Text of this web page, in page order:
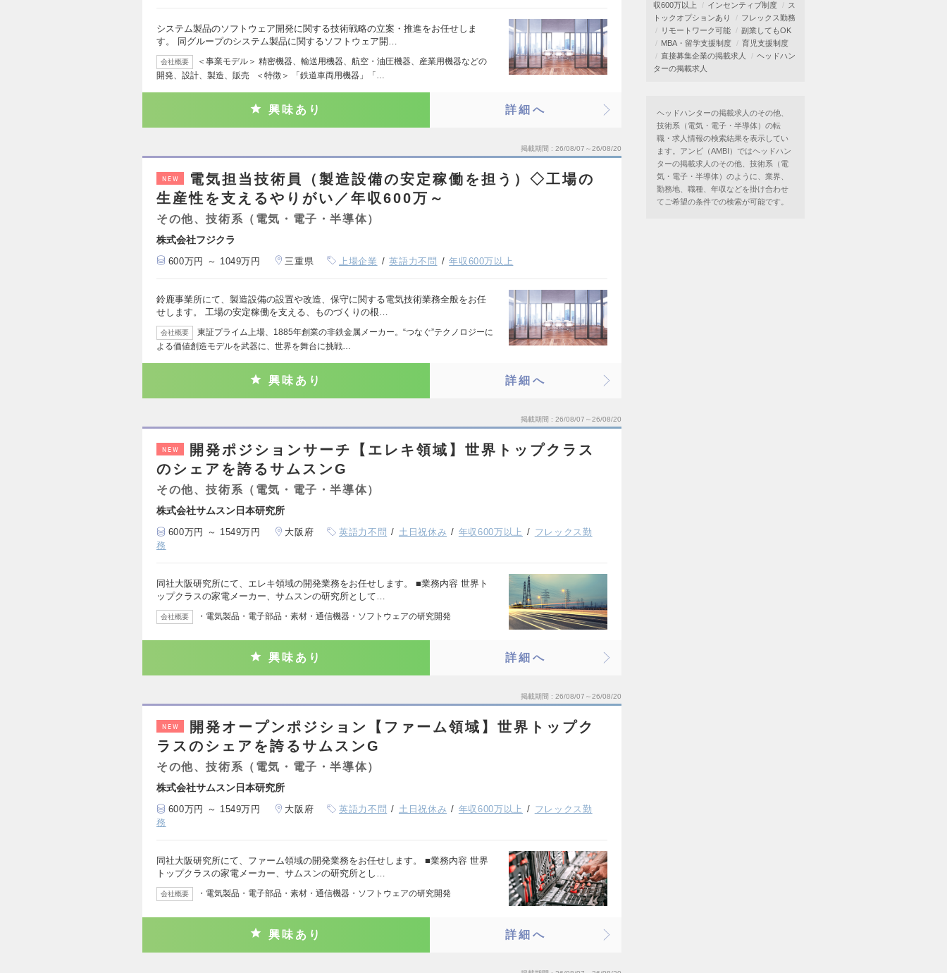
システム製品のソフトウェア開発に関する技術戦略の立案・推進をお任せしま
す。 同グループのシステム製品に関するソフトウェア開…
会社概要
＜事業モデル＞ 精密機器、輸送用機器、航空・油圧機器、産業用機器などの
開発、設計、製造、販売 ＜特徴＞ 「鉄道車両用機器」「…
興味あり 詳細へ
掲載期間 26/08/07～26/08/20
NEW
電気担当技術員（製造設備の安定稼働を担う）◇工場の
生産性を支えるやりがい／年収600万～
その他、技術系（電気・電子・半導体）
株式会社フジクラ
600万円 ～ 1049万円 三重県 上場企業 英語力不問 年収600万以上
鈴鹿事業所にて、製造設備の設置や改造、保守に関する電気技術業務全般をお任
せします。 工場の安定稼働を支える、ものづくりの根…
会社概要
東証プライム上場、1885年創業の非鉄金属メーカー。“つなぐ”テクノロジーに
よる価値創造モデルを武器に、世界を舞台に挑戦…
興味あり 詳細へ
掲載期間 26/08/07～26/08/20
NEW
開発ポジションサーチ【エレキ領域】世界トップクラス
のシェアを誇るサムスンG
その他、技術系（電気・電子・半導体）
株式会社サムスン日本研究所
600万円 ～ 1549万円 大阪府 英語力不問 土日祝休み 年収600万以上
フレックス勤
務
同社大阪研究所にて、エレキ領域の開発業務をお任せします。 ■業務内容 世界ト
ップクラスの家電メーカー、サムスンの研究所として…
会社概要 ・電気製品・電子部品・素材・通信機器・ソフトウェアの研究開発
興味あり 詳細へ
掲載期間 26/08/07～26/08/20
NEW
開発オープンポジション【ファーム領域】世界トップク
ラスのシェアを誇るサムスンG
その他、技術系（電気・電子・半導体）
株式会社サムスン日本研究所
600万円 ～ 1549万円 大阪府 英語力不問 土日祝休み 年収600万以上
フレックス勤
務
同社大阪研究所にて、ファーム領域の開発業務をお任せします。 ■業務内容 世界
トップクラスの家電メーカー、サムスンの研究所とし…
会社概要 ・電気製品・電子部品・素材・通信機器・ソフトウェアの研究開発
興味あり 詳細へ
収600万以上
インセンティブ制度
ス
トックオプションあり
フレックス勤務
リモートワーク可能
副業してもOK
MBA・留学支援制度
育児支援制度
直接募集企業の掲載求人
ヘッドハン
ターの掲載求人
ヘッドハンターの掲載求人のその他、
技術系（電気・電子・半導体）の転
職・求人情報の検索結果を表示してい
ます。アンビ（AMBI）ではヘッドハン
ターの掲載求人のその他、技術系（電
気・電子・半導体）のように、業界、
勤務地、職種、年収などを掛け合わせ
てご希望の条件での検索が可能です。